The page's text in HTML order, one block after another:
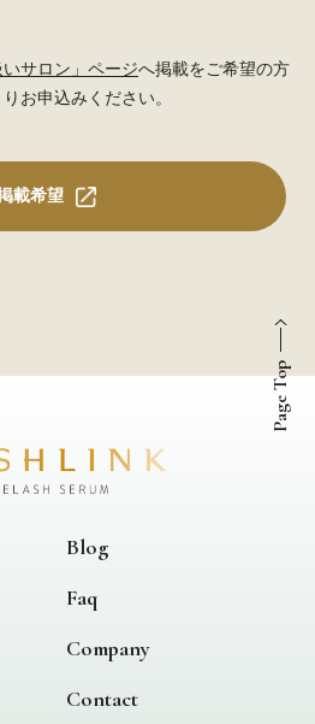
いサロン」ページへ掲載をご希望の方
お申込みください。
載希望
Page Top
Blog
Faq
Company
Contact